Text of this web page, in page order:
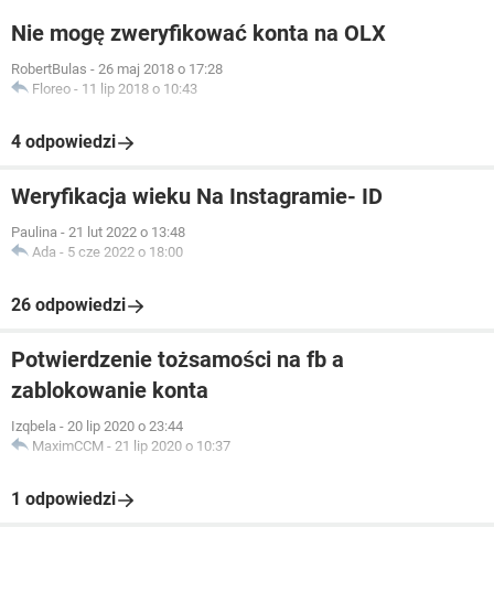
Nie mogę zweryfikować konta na OLX
RobertBulas - 26 maj 2018 o 17:28
Floreo - 11 lip 2018 o 10:43
4 odpowiedzi
Weryfikacja wieku Na Instagramie- ID
Paulina - 21 lut 2022 o 13:48
Ada - 5 cze 2022 o 18:00
26 odpowiedzi
Potwierdzenie tożsamości na fb a
zablokowanie konta
Izqbela - 20 lip 2020 o 23:44
MaximCCM - 21 lip 2020 o 10:37
1 odpowiedzi